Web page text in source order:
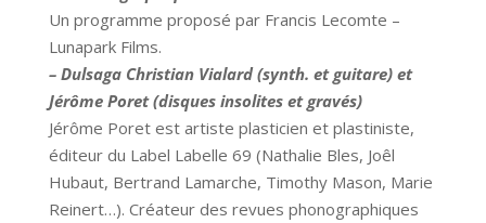
Un programme proposé par Francis Lecomte –
Lunapark Films.
– Dulsaga Christian Vialard (synth. et guitare) et
Jérôme Poret (disques insolites et gravés)
Jérôme Poret est artiste plasticien et plastiniste,
éditeur du Label Labelle 69 (Nathalie Bles, Joêl
Hubaut, Bertrand Lamarche, Timothy Mason, Marie
Reinert…). Créateur des revues phonographiques